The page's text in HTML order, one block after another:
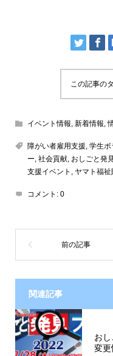
この記事の
イベント情報, 新着情報,
障がい者雇用支援, 学生ボ
ー, 社会貢献, おしごと発
支援イベント , ヤマト福祉
コメント: 0
関連記事
お
変更